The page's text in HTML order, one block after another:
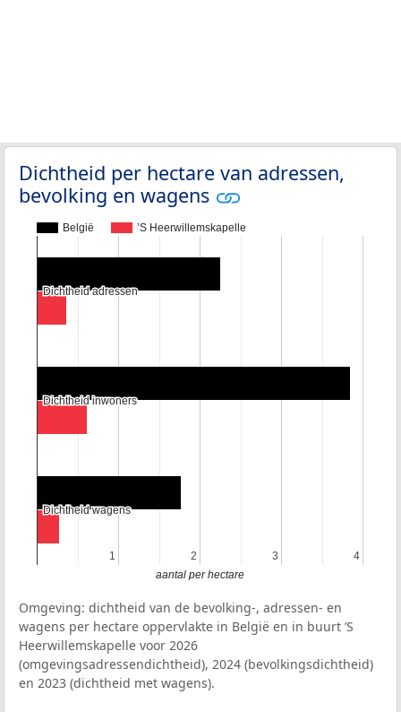
Dichtheid per hectare van adressen,
bevolking en wagens
België ’S Heerwillemskapelle
1
1 2
2 3
3 4
4
Dichtheid adressen
Dichtheid adressen
Dichtheid inwoners
Dichtheid inwoners
Dichtheid wagens
Dichtheid wagens
aantal per hectare
Omgeving: dichtheid van de bevolking-, adressen- en
wagens per hectare oppervlakte in België en in buurt ’S
Heerwillemskapelle voor 2026
(omgevingsadressendichtheid), 2024 (bevolkingsdichtheid)
en 2023 (dichtheid met wagens).